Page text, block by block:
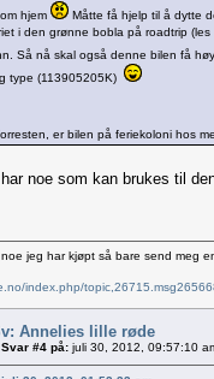
hjem
Måtte få hjelp til å dytte
i den grønne bobla på roadtrip
Så nå skal også denne bilen få
type (113905205K)
er bilen på feriekoloni hos
noe som kan brukes til
jeg har kjøpt så bare send meg
index.php/
Annelies lille røde
Svar #4 på: juli 30, 2012, 09:57:10